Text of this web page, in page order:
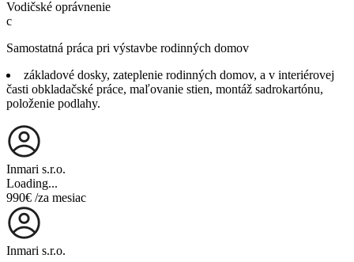
Vodičské oprávnenie
c
Samostatná práca pri výstavbe rodinných domov
základové dosky, zateplenie rodinných domov, a v interiérovej
časti obkladačské práce, maľovanie stien, montáž sadrokartónu,
položenie podlahy.
Inmari s.r.o.
Loading...
990€ /za mesiac
Inmari s.r.o.